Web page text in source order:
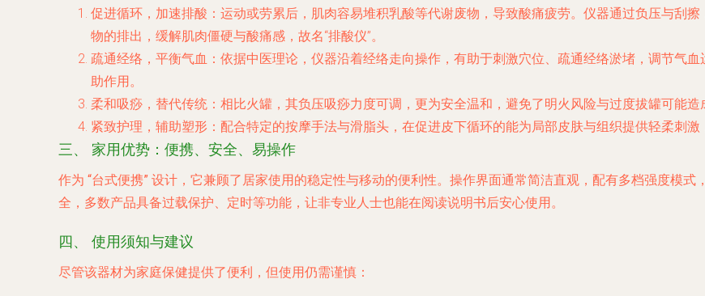
促进循环，加速排酸 ：运动或劳累后，肌肉容易堆积乳酸等代谢废物，导致酸痛疲劳。仪器通过负压与刮
物的排出，缓解肌肉僵硬与酸痛感，故名“排酸仪”。
疏通经络，平衡气血 ：依据中医理论，仪器沿着经络走向操作，有助于刺激穴位、疏通经络淤堵，调节气
助作用。
柔和吸痧，替代传统 ：相比火罐，其负压吸痧力度可调，更为安全温和，避免了明火风险与过度拔罐可能造
紧致护理，辅助塑形 ：配合特定的按摩手法与滑脂头，在促进皮下循环的能为局部皮肤与组织提供轻柔刺激
三、 家用优势：便携、安全、易操作
作为 “台式便携” 设计，它兼顾了居家使用的稳定性与移动的便利性。操作界面通常简洁直观，配有多档强度模
全，多数产品具备过载保护、定时等功能，让非专业人士也能在阅读说明书后安心使用。
四、 使用须知与建议
尽管该器材为家庭保健提供了便利，但使用仍需谨慎：